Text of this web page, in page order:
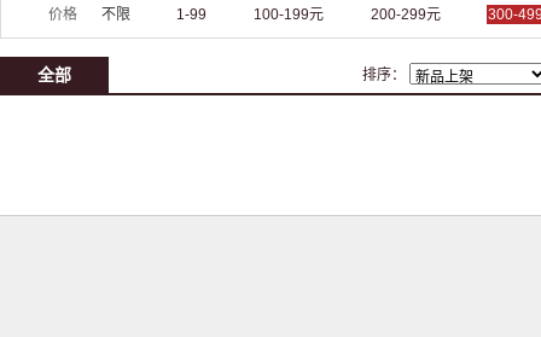
价格 不限 1-99 100-199元 200-299元 300-
全部 排序：